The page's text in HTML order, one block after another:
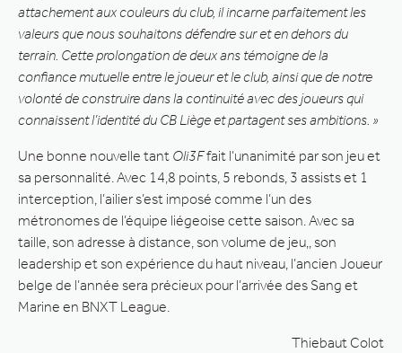
attachement aux couleurs du club, il incarne parfaitement les
valeurs que nous souhaitons défendre sur et en dehors du
terrain. Cette prolongation de deux ans témoigne de la
confiance mutuelle entre le joueur et le club, ainsi que de notre
volonté de construire dans la continuité avec des joueurs qui
connaissent l’identité du CB Liège et partagent ses ambitions. »
Une bonne nouvelle tant Oli3Ffait l’unanimité par son jeu et
sa personnalité. Avec 14,8 points, 5 rebonds, 3 assists et 1
interception, l’ailier s’est imposé comme l’un des
métronomes de l’équipe liégeoise cette saison. Avec sa
taille, son adresse à distance, son volume de jeu,, son
leadership et son expérience du haut niveau, l’ancien Joueur
belge de l’année sera précieux pour l’arrivée des Sang et
Marine en BNXT League.
Thiebaut Colot